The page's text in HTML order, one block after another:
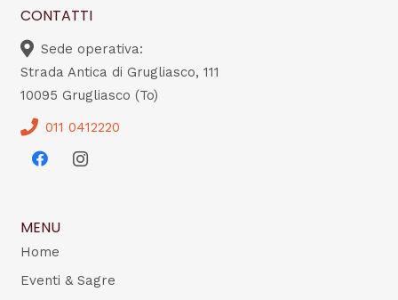
CONTATTI
Sede operativa:
Strada Antica di Grugliasco, 111
10095 Grugliasco (To)
011 0412220
MENU
Home
Eventi & Sagre